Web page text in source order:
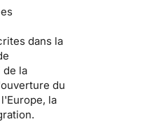
dans la
de la
du
la